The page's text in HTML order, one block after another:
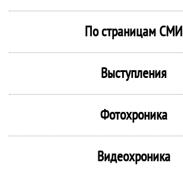
По страницам СМИ
Выступления
Фотохроника
Видеохроника